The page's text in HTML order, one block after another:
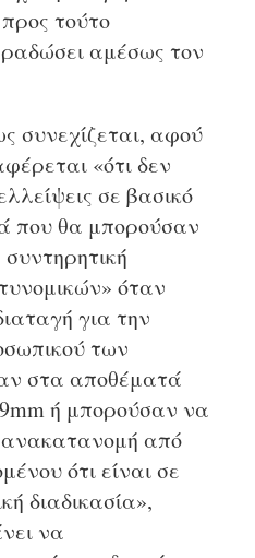
τούτο
αμέσως τον
συνεχίζεται, αφού
«ότι δεν
σε βασικό
που θα μπορούσαν
όταν
για την
των
στα αποθέματά
ή μπορούσαν να
από
ότι είναι σε
διαδικασία»,
να